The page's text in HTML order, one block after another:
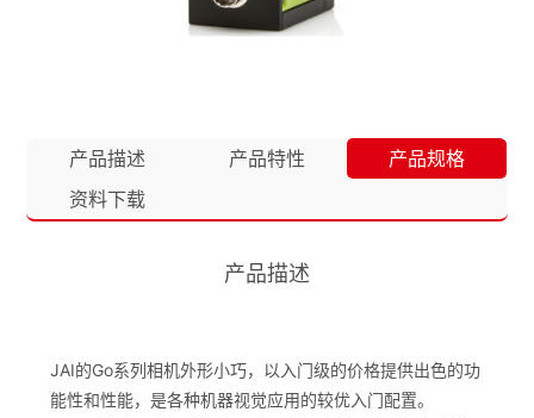
产品描述 产品特性
产品规格
资料下载
产品描述
JAI的Go系列相机外形小巧，以入门级的价格提供出色的功
能性和性能，是各种机器视觉应用的较优入门配置。